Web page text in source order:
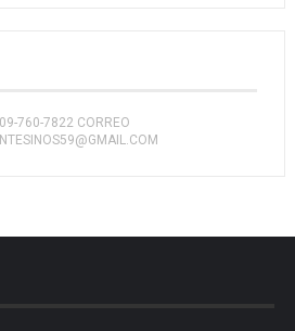
760-7822 CORREO